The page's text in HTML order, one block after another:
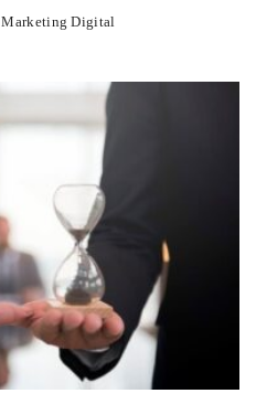
Marketing Digital